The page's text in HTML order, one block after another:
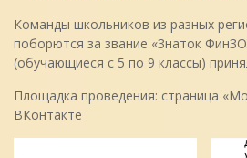
Команды школьников из разных
поборются за звание «Знаток
(обучающиеся с 5 по 9 классы)
Площадка проведения: страница
ВКонтакте